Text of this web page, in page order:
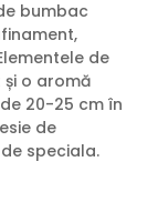
bumbac
de
o aromă
20-25 cm în
de
speciala.